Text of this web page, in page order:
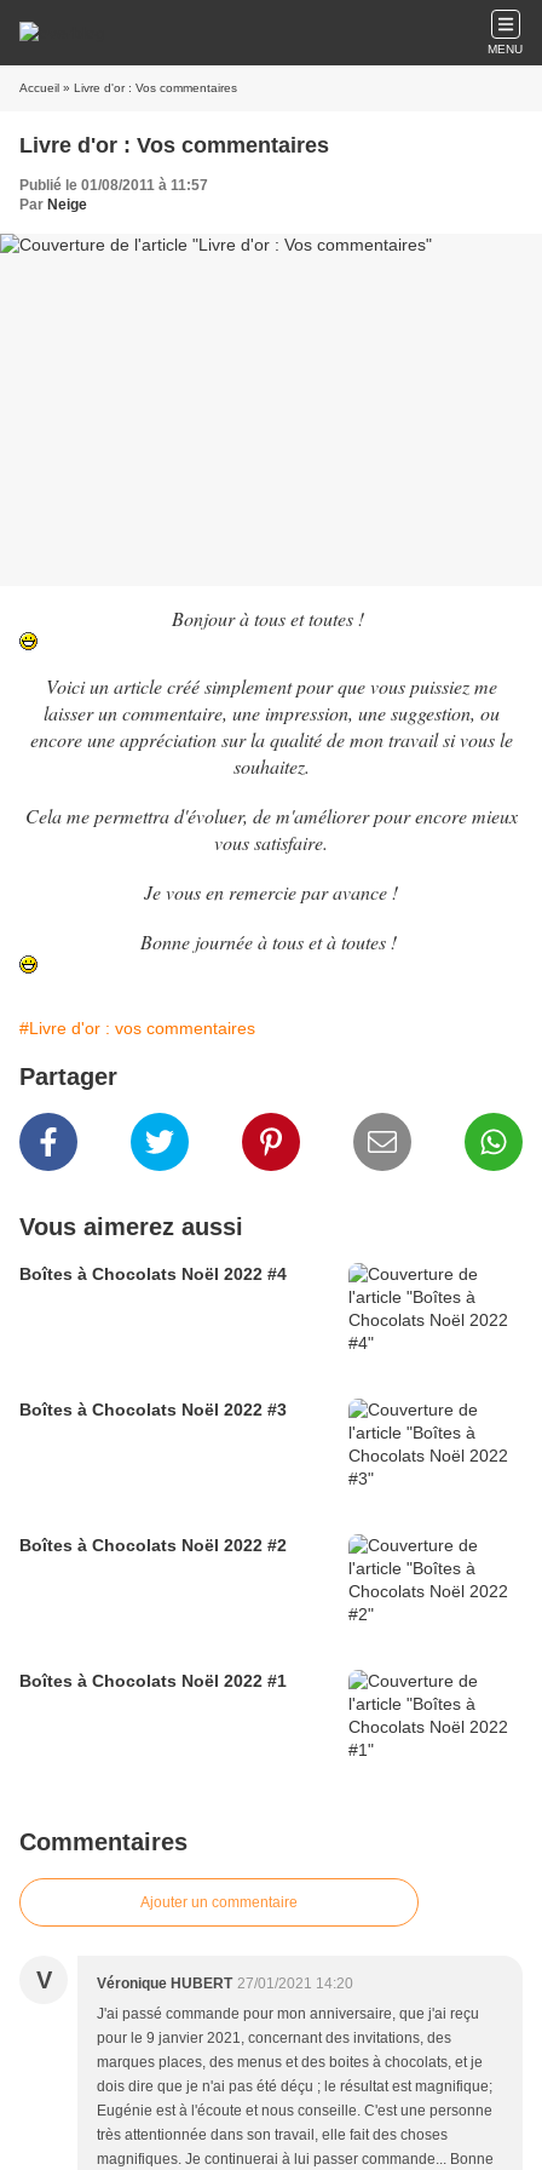
MENU
Accueil » Livre d'or : Vos commentaires
Livre d'or : Vos commentaires
Publié le 01/08/2011 à 11:57
Par Neige
Bonjour à tous et toutes !
Voici un article créé simplement pour que vous puissiez me
laisser un commentaire, une impression, une suggestion, ou
encore une appréciation sur la qualité de mon travail si vous le
souhaitez.
Cela me permettra d'évoluer, de m'améliorer pour encore mieux
vous satisfaire.
Je vous en remercie par avance !
Bonne journée à tous et à toutes !
#Livre d'or : vos commentaires
Partager
Vous aimerez aussi
Boîtes à Chocolats Noël 2022 #4
Boîtes à Chocolats Noël 2022 #3
Boîtes à Chocolats Noël 2022 #2
Boîtes à Chocolats Noël 2022 #1
Commentaires
Ajouter un commentaire
V Véronique HUBERT 27/01/2021 14:20
J'ai passé commande pour mon anniversaire, que j'ai reçu
pour le 9 janvier 2021, concernant des invitations, des
marques places, des menus et des boites à chocolats, et je
dois dire que je n'ai pas été déçu ; le résultat est magnifique;
Eugénie est à l'écoute et nous conseille. C'est une personne
très attentionnée dans son travail, elle fait des choses
magnifiques. Je continuerai à lui passer commande... Bonne